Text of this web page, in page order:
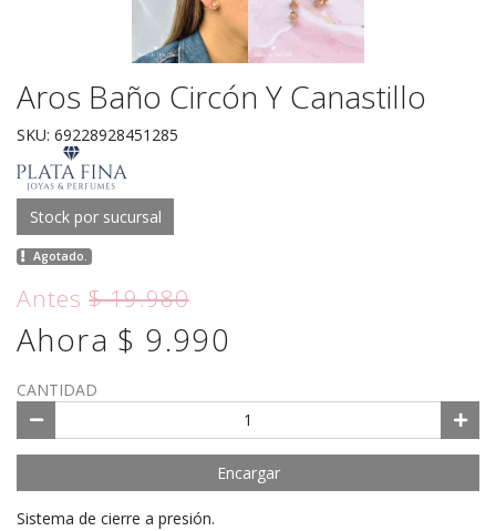
Aros Baño Circón Y Canastillo
SKU: 69228928451285
Stock por sucursal
Agotado.
Antes$ 19.980
Ahora $ 9.990
CANTIDAD
Encargar
Sistema de cierre a presión.